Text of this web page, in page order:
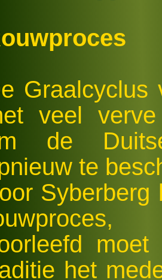
Graalcyclus
veel
de
te
Syberberg
het